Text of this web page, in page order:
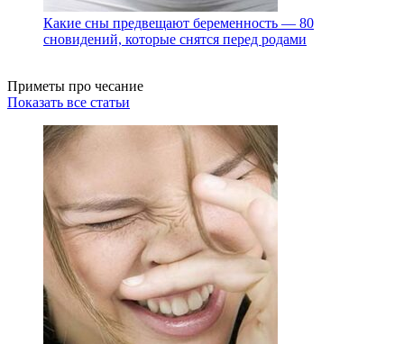
Какие сны предвещают беременность — 80
сновидений, которые снятся перед родами
Приметы про чесание
Показать все статьи